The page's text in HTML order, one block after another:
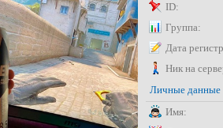
ID:
Группа:
Дата
Ник на
Личные данные
Имя: